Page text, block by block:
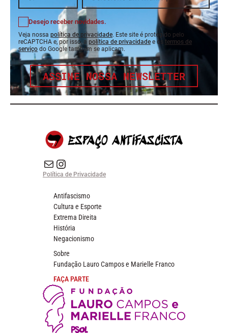
Desejo receber novidades.
Veja nossa política de privacidade. Este site é protegido pelo
reCAPTCHA e, por isso, a política de privacidade e os termos de
serviço do Google também se aplicam.
ASSINE NOSSA NEWSLETTER
E-mail Instagram do Espaço Antifascista
Política de Privacidade
Antifascismo
Cultura e Esporte
Extrema Direita
História
Negacionismo
Sobre
Fundação Lauro Campos e Marielle Franco
FAÇA PARTE